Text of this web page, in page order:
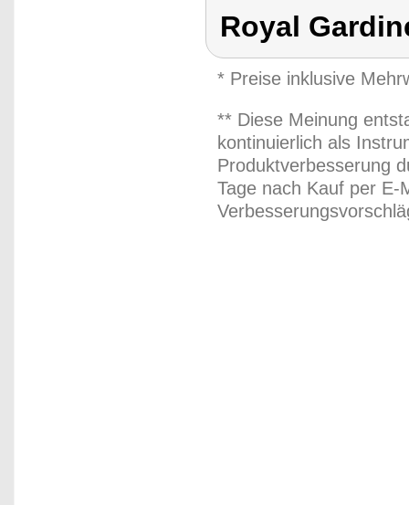
Royal
* Preise inklusive
** Diese Meinung
kontinuierlich als
Produktverbesserung
Tage nach Kauf per E-